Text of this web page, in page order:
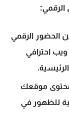
الرقمي:
الحضور الرقمي
احترافي
موقعك
للظهور في